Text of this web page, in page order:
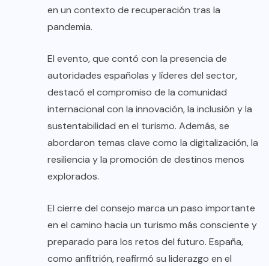
en un contexto de recuperación tras la
pandemia.
El evento, que contó con la presencia de
autoridades españolas y líderes del sector,
destacó el compromiso de la comunidad
internacional con la innovación, la inclusión y la
sustentabilidad en el turismo. Además, se
abordaron temas clave como la digitalización, la
resiliencia y la promoción de destinos menos
explorados.
El cierre del consejo marca un paso importante
en el camino hacia un turismo más consciente y
preparado para los retos del futuro. España,
como anfitrión, reafirmó su liderazgo en el